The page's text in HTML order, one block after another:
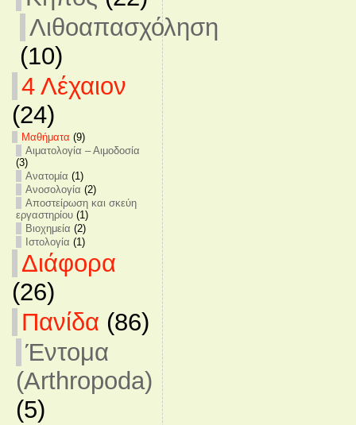
Λιθοαπασχόληση
(10)
4 Λέχαιον
(24)
Mαθήματα (9)
Αιματολογία – Αιμοδοσία
(3)
Ανατομία (1)
Ανοσολογία (2)
Αποστείρωση και σκεύη
εργαστηρίου(1)
Βιοχημεία (2)
Ιστολογία (1)
Διάφορα
(26)
Πανίδα (86)
Έντομα
(Arthropoda)
(5)